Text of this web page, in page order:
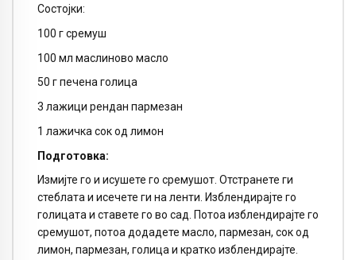
Состојки:
100 г сремуш
100 мл маслиново масло
50 г печена голица
3 лажици рендан пармезан
1 лажичка сок од лимон
Подготовка:
Измијте го и исушете го сремушот. Отстранете ги
стеблата и исечете ги на ленти. Изблендирајте го
голицата и ставете го во сад. Потоа изблендирајте го
сремушот, потоа додадете масло, пармезан, сок од
лимон, пармезан, голица и кратко изблендирајте.